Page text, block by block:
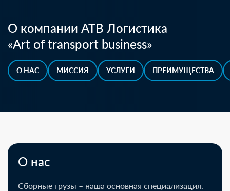
О компании ATB Логистика
«Art of transport business»
О НАС МИССИЯ УСЛУГИ ПРЕИМУЩЕСТВА
О нас
Сборные грузы – наша основная специализация.